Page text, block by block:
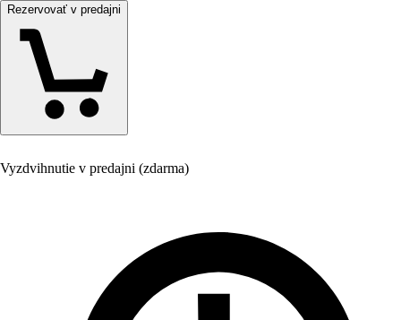
Rezervovať v predajni
Vyzdvihnutie v predajni (zdarma)